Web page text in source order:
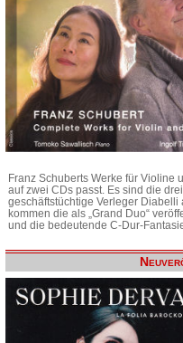
Franz Schuberts Werke für Violine
auf zwei CDs passt. Es sind die
geschäftstüchtige Verleger Diabelli
kommen die als „Grand Duo“
und die bedeutende C-Dur-